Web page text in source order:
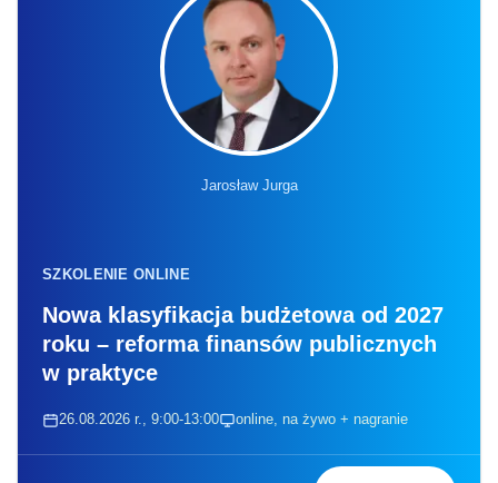
Jarosław Jurga
SZKOLENIE ONLINE
Nowa klasyfikacja budżetowa od 2027
roku – reforma finansów publicznych
w praktyce
26.08.2026 r., 9:00-13:00 online, na żywo + nagranie